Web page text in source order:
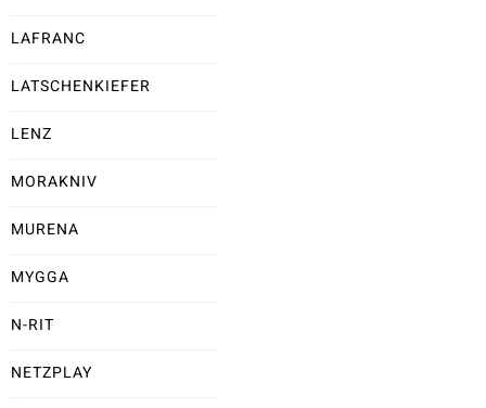
LAFRANC
LATSCHENKIEFER
LENZ
MORAKNIV
MURENA
MYGGA
N-RIT
NETZPLAY